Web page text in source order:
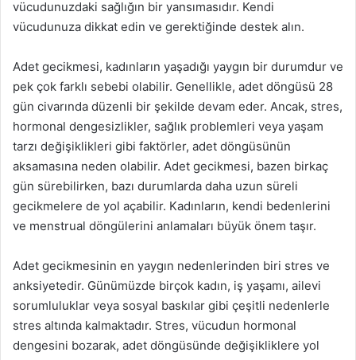
vücudunuzdaki sağlığın bir yansımasıdır. Kendi
vücudunuza dikkat edin ve gerektiğinde destek alın.
Adet gecikmesi, kadınların yaşadığı yaygın bir durumdur ve
pek çok farklı sebebi olabilir. Genellikle, adet döngüsü 28
gün civarında düzenli bir şekilde devam eder. Ancak, stres,
hormonal dengesizlikler, sağlık problemleri veya yaşam
tarzı değişiklikleri gibi faktörler, adet döngüsünün
aksamasına neden olabilir. Adet gecikmesi, bazen birkaç
gün sürebilirken, bazı durumlarda daha uzun süreli
gecikmelere de yol açabilir. Kadınların, kendi bedenlerini
ve menstrual döngülerini anlamaları büyük önem taşır.
Adet gecikmesinin en yaygın nedenlerinden biri stres ve
anksiyetedir. Günümüzde birçok kadın, iş yaşamı, ailevi
sorumluluklar veya sosyal baskılar gibi çeşitli nedenlerle
stres altında kalmaktadır. Stres, vücudun hormonal
dengesini bozarak, adet döngüsünde değişikliklere yol